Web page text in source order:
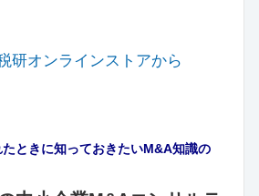
研オンラインストアから
ときに知っておきたいM&A知識の